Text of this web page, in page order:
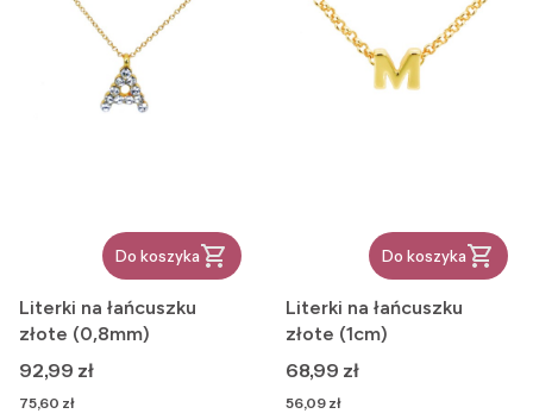
Do koszyka
Literki na łańcuszku
złote (0,8mm)
Cena
92,99 zł
Cena
75,60 zł
Do koszyka
Literki na łańcuszku
złote (1cm)
Cena
68,99 zł
Cena
56,09 zł